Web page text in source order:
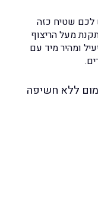
לכם שטיח כזה
מעל הריצוף
ומהיר מיד עם
ללא חשיפה